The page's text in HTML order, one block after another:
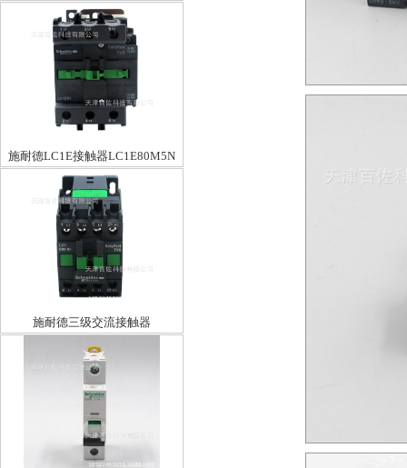
施耐德LC1E接触器LC1E80M5N
施耐德三级交流接触器
LC1E0901M5N9A220V